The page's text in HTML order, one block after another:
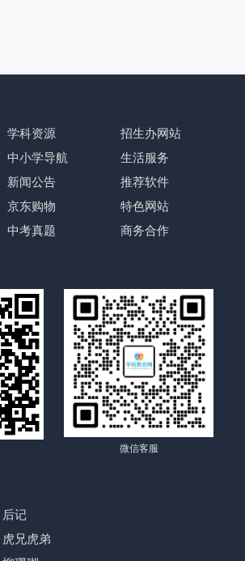
学科资源
招生办网站
中小学导航
生活服务
新闻公告
推荐软件
京东购物
特色网站
中考真题 商务合作
微信客服
后记
虎兄虎弟